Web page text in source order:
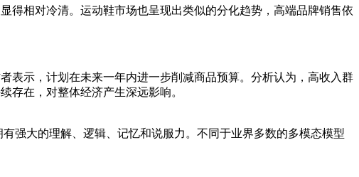
得相对冷清。运动鞋市场也呈现出类似的分化趋势，高端品牌销售依
表示，计划在未来一年内进一步削减商品预算。分析认为，高收入群
存在，对整体经济产生深远影响。
强大的理解、逻辑、记忆和说服力。不同于业界多数的多模态模型